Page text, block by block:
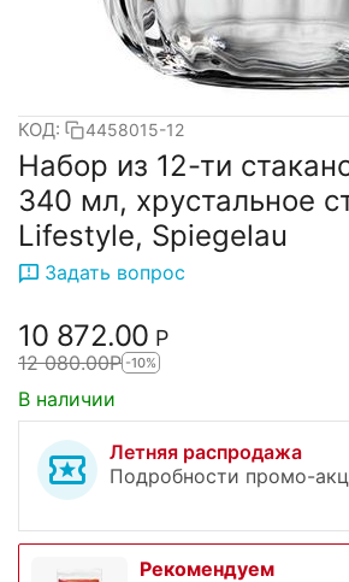
КОД: 4458015-12
Набор из 12-ти
340 мл, хрустальное
Lifestyle, Spiegelau
Задать вопрос
10 872.00 Р
12 080.00Р -10%
В наличии
Летняя распродажа
Подробности промо-
Рекомендуем